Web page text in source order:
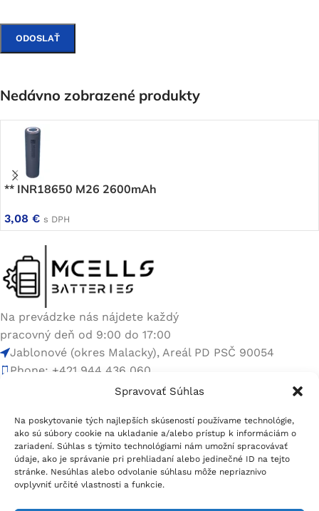
Spravovať Súhlas
Na poskytovanie tých najlepších skúseností používame technológie,
ako sú súbory cookie na ukladanie a/alebo prístup k informáciám o
zariadení. Súhlas s týmito technológiami nám umožní spracovávať
údaje, ako je správanie pri prehliadaní alebo jedinečné ID na tejto
stránke. Nesúhlas alebo odvolanie súhlasu môže nepriaznivo
ovplyvniť určité vlastnosti a funkcie.
Nedávno zobrazené produkty
** INR18650 M26 2600mAh
3,08 € s DPH
Na prevádzke nás nájdete každý
pracovný deň od 9:00 do 17:00
Jablonové (okres Malacky), Areál PD PSČ 90054
Phone: +421 944 436 060
info@mcells.sk
Rýchle odkazy
Užitočné linky